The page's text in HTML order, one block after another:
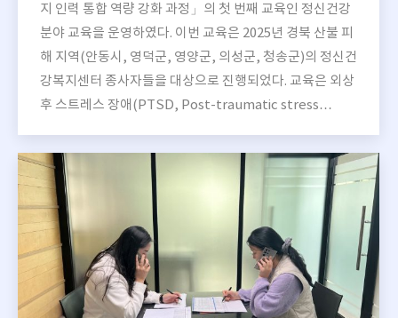
지 인력 통합 역량 강화 과정」의 첫 번째 교육인 정신건강
분야 교육을 운영하였다. 이번 교육은 2025년 경북 산불 피
해 지역(안동시, 영덕군, 영양군, 의성군, 청송군)의 정신건
강복지센터 종사자들을 대상으로 진행되었다. 교육은 외상
후 스트레스 장애(PTSD, Post-traumatic stress…